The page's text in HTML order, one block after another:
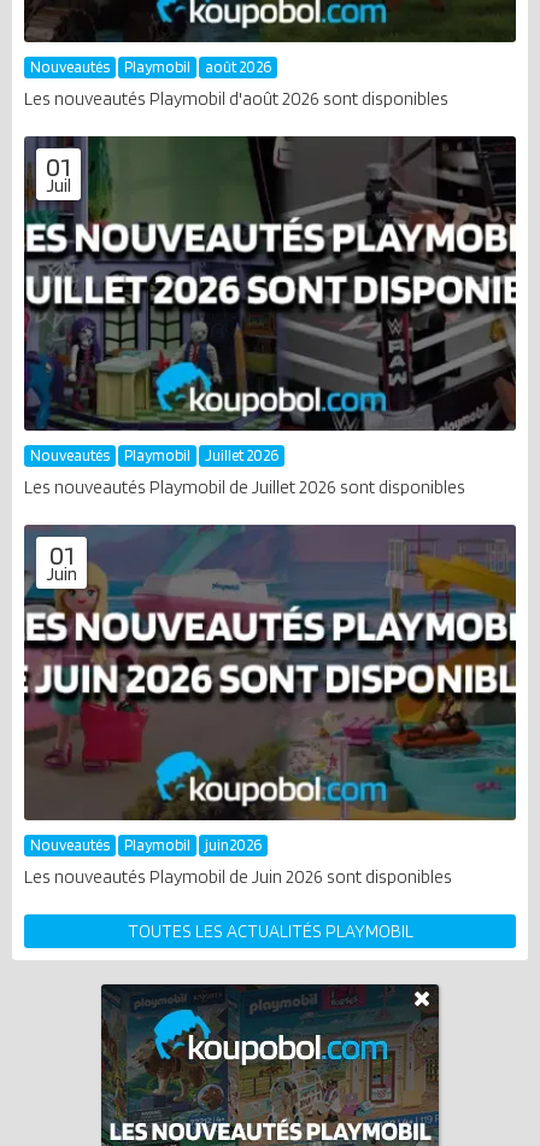
Nouveautés Playmobil août 2026
Les nouveautés Playmobil d'août 2026 sont disponibles
01
Juil
Nouveautés Playmobil Juillet 2026
Les nouveautés Playmobil de Juillet 2026 sont disponibles
01
Juin
Nouveautés Playmobil juin2026
Les nouveautés Playmobil de Juin 2026 sont disponibles
TOUTES LES ACTUALITÉS PLAYMOBIL